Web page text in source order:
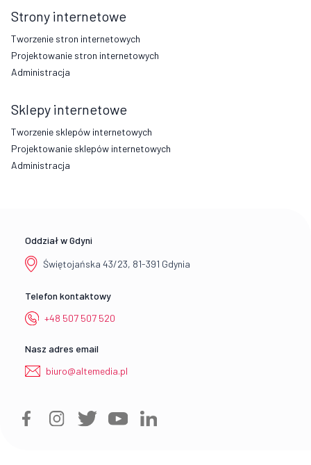
Strony internetowe
Tworzenie stron internetowych
Projektowanie stron internetowych
Administracja
Sklepy internetowe
Tworzenie sklepów internetowych
Projektowanie sklepów internetowych
Administracja
Oddział w Gdyni
Świętojańska 43/23, 81-391 Gdynia
Telefon kontaktowy
+48 507 507 520
Nasz adres email
biuro@altemedia.pl